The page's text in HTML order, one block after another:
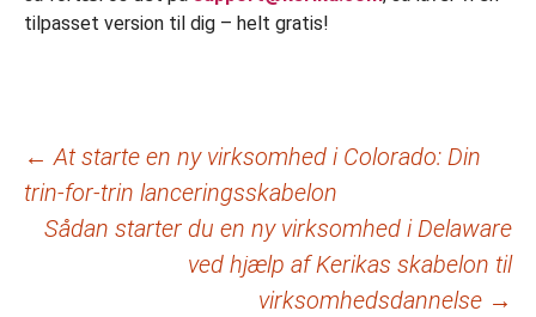
tilpasset version til dig – helt gratis!
Indlægsnavigation
← At starte en ny virksomhed i Colorado: Din
trin-for-trin lanceringsskabelon
Sådan starter du en ny virksomhed i Delaware
ved hjælp af Kerikas skabelon til
virksomhedsdannelse →